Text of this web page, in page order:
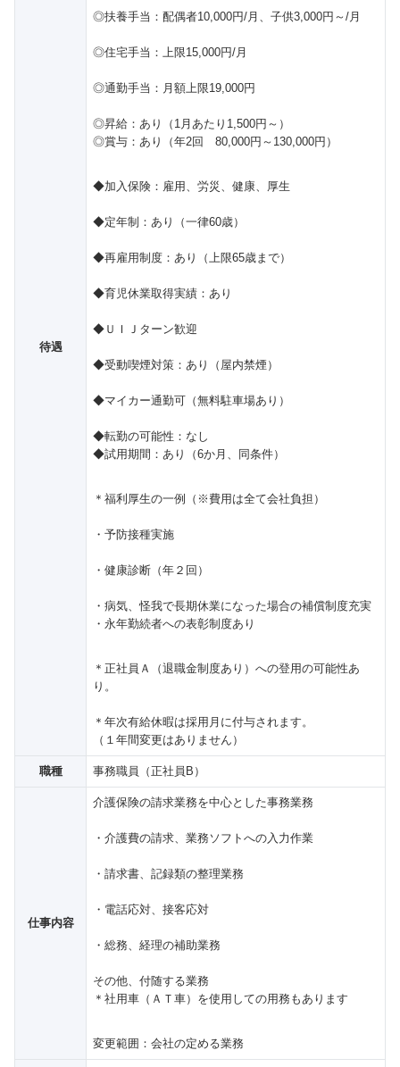
待遇
◎扶養手当：配偶者10,000円/月、子供3,000円～/月
◎住宅手当：上限15,000円/月
◎通勤手当：月額上限19,000円
◎昇給：あり（1月あたり1,500円～）
◎賞与：あり（年2回 80,000円～130,000円）
◆加入保険：雇用、労災、健康、厚生
◆定年制：あり（一律60歳）
◆再雇用制度：あり（上限65歳まで）
◆育児休業取得実績：あり
◆ＵＩＪターン歓迎
◆受動喫煙対策：あり（屋内禁煙）
◆マイカー通勤可（無料駐車場あり）
◆転勤の可能性：なし
◆試用期間：あり（6か月、同条件）
＊福利厚生の一例（※費用は全て会社負担）
・予防接種実施
・健康診断（年２回）
・病気、怪我で長期休業になった場合の補償制度充実
・永年勤続者への表彰制度あり
＊正社員Ａ（退職金制度あり）への登用の可能性あ
り。
＊年次有給休暇は採用月に付与されます。
（１年間変更はありません）
職種 事務職員（正社員B）
仕事内容
介護保険の請求業務を中心とした事務業務
・介護費の請求、業務ソフトへの入力作業
・請求書、記録類の整理業務
・電話応対、接客応対
・総務、経理の補助業務
その他、付随する業務
＊社用車（ＡＴ車）を使用しての用務もあります
変更範囲：会社の定める業務